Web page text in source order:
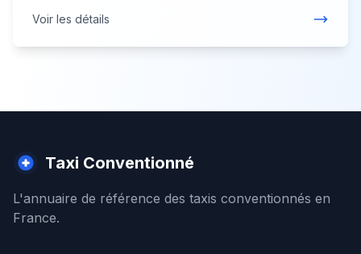
Voir les détails
Taxi Conventionné
L'annuaire de référence des taxis conventionnés en
France.